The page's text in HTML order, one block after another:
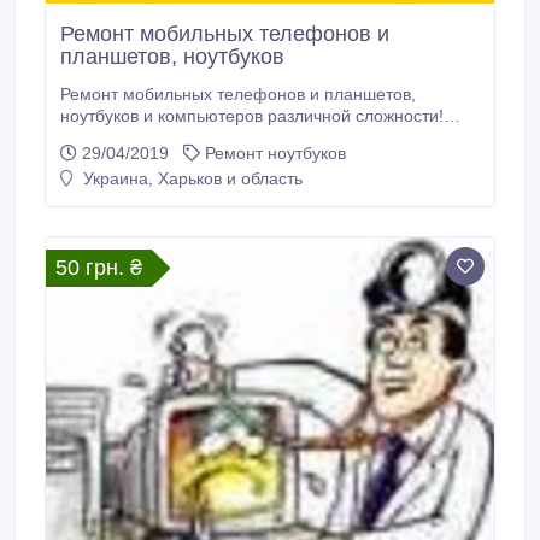
Ремонт мобильных телефонов и
планшетов, ноутбуков
Ремонт мобильных телефонов и планшетов,
ноутбуков и компьютеров различной сложности!
дисплея (samsung), динамиков, микрофонов,
разъемов зарядки и т.п. Программный ремонт:
термопасты, замена мостов, матриц, клавиатур и т.
29/04/2019
Ремонт ноутбуков
Украина, Харьков и область
50 грн. ₴